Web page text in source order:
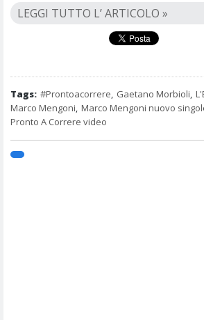
LEGGI TUTTO L’ ARTICOLO »
Tags: #Prontoacorrere, Gaetano Morbioli,
Marco Mengoni, Marco Mengoni nuovo
Pronto A Correre video